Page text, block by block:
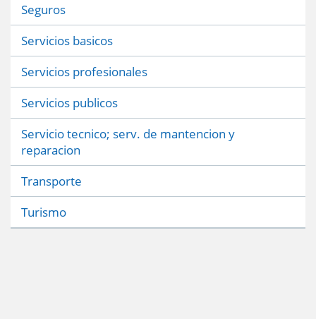
Seguros
Servicios basicos
Servicios profesionales
Servicios publicos
Servicio tecnico; serv. de mantencion y
reparacion
Transporte
Turismo